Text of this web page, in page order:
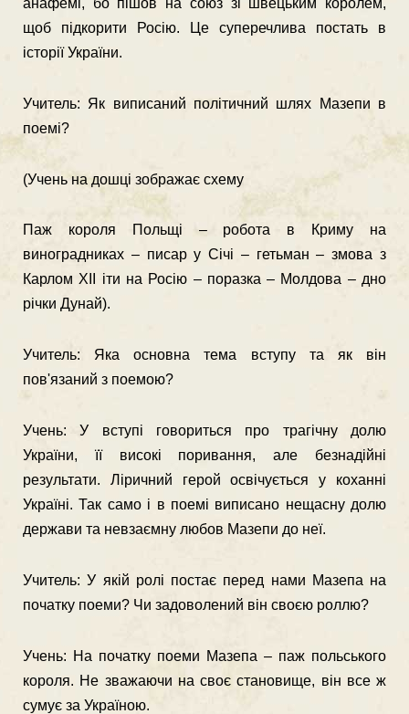
анафемі, бо пішов на союз зі швецьким королем,
щоб підкорити Росію. Це суперечлива постать в
історії України.
Учитель: Як виписаний політичний шлях Мазепи в
поемі?
(Учень на дошці зображає схему
Паж короля Польщі – робота в Криму на
виноградниках – писар у Січі – гетьман – змова з
Карлом XІІ іти на Росію – поразка – Молдова – дно
річки Дунай).
Учитель: Яка основна тема вступу та як він
пов'язаний з поемою?
Учень: У вступі говориться про трагічну долю
України, її високі поривання, але безнадійні
результати. Ліричний герой освічується у коханні
Україні. Так само і в поемі виписано нещасну долю
держави та невзаємну любов Мазепи до неї.
Учитель: У якій ролі постає перед нами Мазепа на
початку поеми? Чи задоволений він своєю роллю?
Учень: На початку поеми Мазепа – паж польського
короля. Не зважаючи на своє становище, він все ж
сумує за Україною.